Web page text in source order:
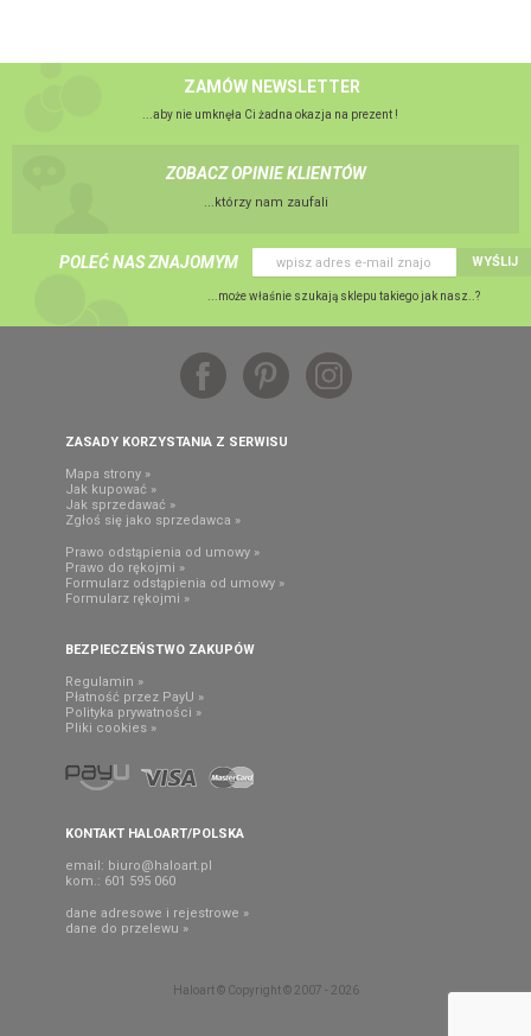
ZAMÓW NEWSLETTER
...aby nie umknęła Ci żadna okazja na prezent !
ZOBACZ OPINIE KLIENTÓW
...którzy nam zaufali
POLEĆ NAS ZNAJOMYM WYŚLIJ
...może właśnie szukają sklepu takiego jak nasz..?
ZASADY KORZYSTANIA Z SERWISU
Mapa strony »
Jak kupować »
Jak sprzedawać »
Zgłoś się jako sprzedawca »
Prawo odstąpienia od umowy »
Prawo do rękojmi »
Formularz odstąpienia od umowy »
Formularz rękojmi »
BEZPIECZEŃSTWO ZAKUPÓW
Regulamin »
Płatność przez PayU »
Polityka prywatności »
Pliki cookies »
KONTAKT HALOART/POLSKA
email: biuro@haloart.pl
kom.: 601 595 060
dane adresowe i rejestrowe »
dane do przelewu »
Haloart © Copyright © 2007 - 2026